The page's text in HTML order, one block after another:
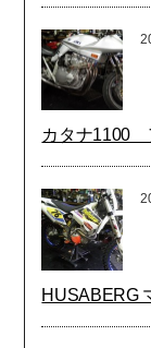
カタナ1100
HUSABERG